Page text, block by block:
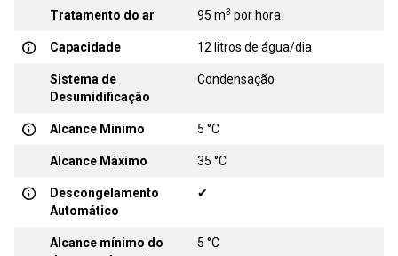
Tratamento do ar 95 m3 por hora
Capacidade 12 litros de água/dia
Sistema de
Desumidificação
Condensação
Alcance Mínimo 5 °C
Alcance Máximo 35 °C
Descongelamento
Automático
✔
Alcance mínimo do
5 °C